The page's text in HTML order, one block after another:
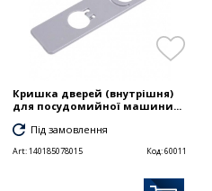
Кришка дверей (внутрішня)
для посудомийної машини...
Під замовлення
Art:140185078015 Код:60011